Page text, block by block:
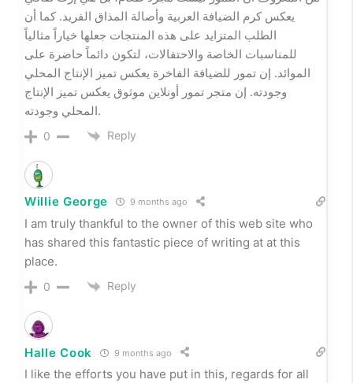
CLOUD STORAGE 9 months ago
Rainx Drive is the Best Cloud Storage Platform
0 Reply
Trauringe Gold
Ich habe kürzlich den Gold ankaufen ohne versteckte
Kosten ausprobiert und war sehr zufrieden mit dem
gesamten Ablauf. Besonders beeindruckt hat mich die
Persönliche Beratung Schmuck und die freundliche,
kompetente Beratung im Sonderanfertigungen
Schmuck. Alles verlief transparent, professionell und
zu einem fairen Preis. Ich empfehle diesen Service
jedem weiter, der Wert auf Qualität und Vertrauen
legt.
0